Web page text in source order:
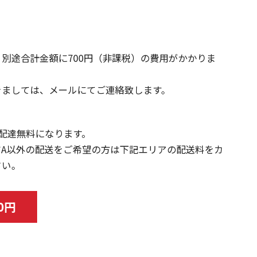
途合計金額に700円（非課税）の費用がかかりま
しては、メールにてご連絡致します。
無料になります。
以外の配送をご希望の方は下記エリアの配送料をカ
。